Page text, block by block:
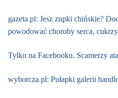
gazeta.pl: Jesz zupki chińskie?
powodować choroby serca,
Tylko na Facebooku. Scamerzy
wyborcza.pl: Pułapki galerii